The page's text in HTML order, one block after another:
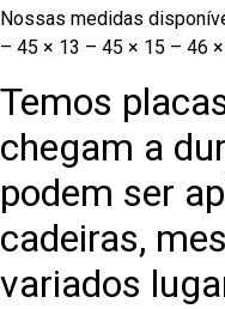
Nossas medidas
– 45 × 13 – 45 × 15 – 46
Temos
chegam a
podem ser
cadeiras,
variados